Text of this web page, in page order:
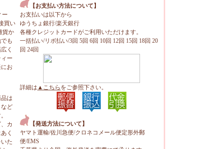
ー
買い
貨か
も
く
ー
お
は
ど
カ
く
た
【お支払い方法について】
お支払いは以下から
ゆうちょ銀行/楽天銀行
各種クレジットカードがご利用いただけます。
一括払い/リボ払い/3回 5回 6回 10回 12回 15回 18回 20
回 24回
詳細は ▲こちら をご参照下さい。
【発送方法について】
ヤマト運輸/佐川急便/クロネコメール便定形外郵
便/EMS